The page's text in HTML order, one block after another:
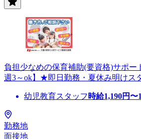
負担少なめの保育補助(要資格)サポー
週3～ok】★即日勤務・夏休み明けス
幼児教育スタッフ 時給1,190円〜
勤務地
面接地